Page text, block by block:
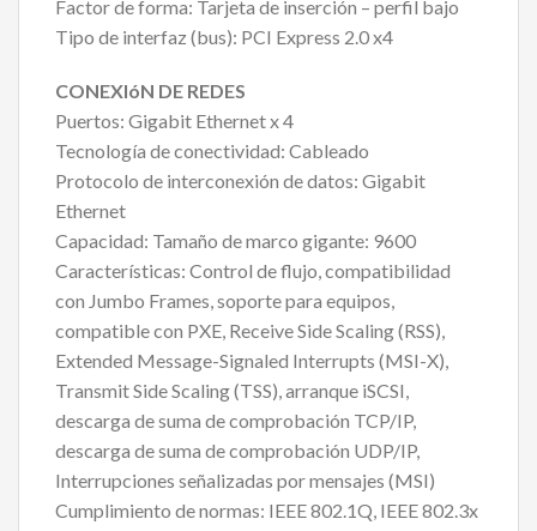
Factor de forma: Tarjeta de inserción – perfil bajo
Tipo de interfaz (bus): PCI Express 2.0 x4
CONEXIóN DE REDES
Puertos: Gigabit Ethernet x 4
Tecnología de conectividad: Cableado
Protocolo de interconexión de datos: Gigabit
Ethernet
Capacidad: Tamaño de marco gigante: 9600
Características: Control de flujo, compatibilidad
con Jumbo Frames, soporte para equipos,
compatible con PXE, Receive Side Scaling (RSS),
Extended Message-Signaled Interrupts (MSI-X),
Transmit Side Scaling (TSS), arranque iSCSI,
descarga de suma de comprobación TCP/IP,
descarga de suma de comprobación UDP/IP,
Interrupciones señalizadas por mensajes (MSI)
Cumplimiento de normas: IEEE 802.1Q, IEEE 802.3x